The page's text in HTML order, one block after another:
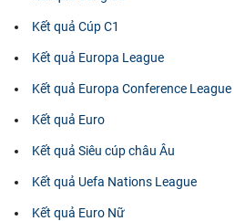
Kết quả Cúp C1
Kết quả Europa League
Kết quả Europa Conference League
Kết quả Euro
Kết quả Siêu cúp châu Âu
Kết quả Uefa Nations League
Kết quả Euro Nữ